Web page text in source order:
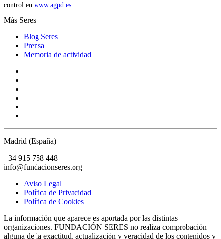
control en www.agpd.es
Más Seres
Blog Seres
Prensa
Memoria de actividad
Madrid (España)
+34 915 758 448
info@fundacionseres.org
Aviso Legal
Política de Privacidad
Política de Cookies
La información que aparece es aportada por las distintas
organizaciones. FUNDACIÓN SERES no realiza comprobación
alguna de la exactitud, actualización y veracidad de los contenidos y